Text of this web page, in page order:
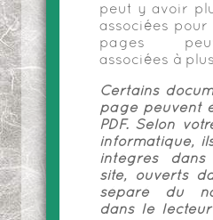
peut y avoir
associées pour
pages
associées à
Certains
page peuvent
PDF. Selon
informatique,
intégrés
site, ouverts
séparé du
dans le